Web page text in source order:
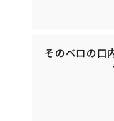
そのベロの口